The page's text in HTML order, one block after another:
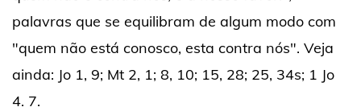
palavras que se equilibram de algum modo com
"quem não está conosco, esta contra nós". Veja
ainda: Jo 1, 9; Mt 2, 1; 8, 10; 15, 28; 25, 34s; 1 Jo
4. 7.